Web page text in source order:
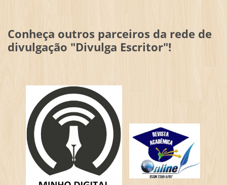
Conheça outros parceiros da rede de
divulgação "Divulga Escritor"!